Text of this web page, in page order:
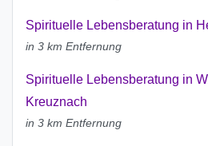
Spirituelle Lebensberatung in
in 3 km Entfernung
Spirituelle Lebensberatung in
Kreuznach
in 3 km Entfernung